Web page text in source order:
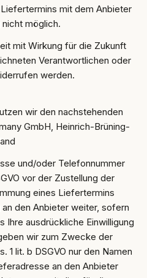
mit dem Anbieter
möglich.
mit Wirkung für die Zukunft
Verantwortlichen oder
werden.
wir den nachstehenden
GmbH, Heinrich-Brüning-
und/oder Telefonnummer
vor der Zustellung der
eines Liefertermins
den Anbieter weiter, sofern
Ihre ausdrückliche Einwilligung
wir zum Zwecke der
1 lit. b DSGVO nur den Namen
an den Anbieter